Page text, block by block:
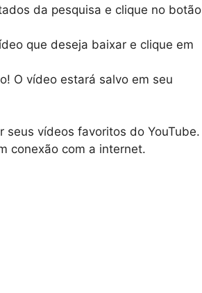
da pesquisa e clique no botão
que deseja baixar e clique em
O vídeo estará salvo em seu
seus vídeos favoritos do YouTube.
conexão com a internet.